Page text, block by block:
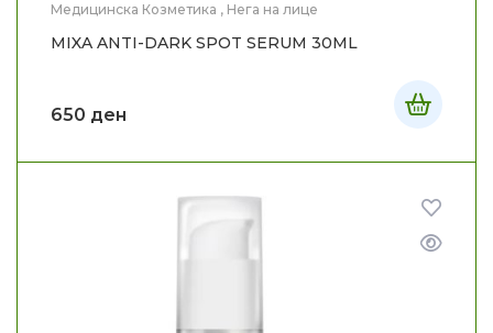
Медицинска Козметика , Нега на лице
MIXA ANTI-DARK SPOT SERUM 30ML
650 ден